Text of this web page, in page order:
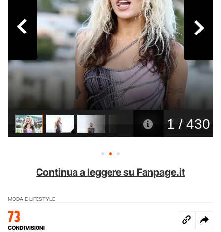
Continua a leggere su Fanpage.it
MODA E LIFESTYLE
73
CONDIVISIONI